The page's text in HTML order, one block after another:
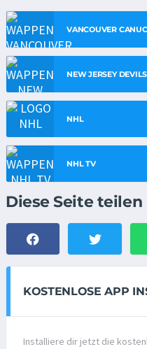
VANCOUVER
NEW JERSEY DEVILS
NHL
NHL TV
Diese Seite teilen
KOSTENLOSE APP
Installiere dir jetzt die